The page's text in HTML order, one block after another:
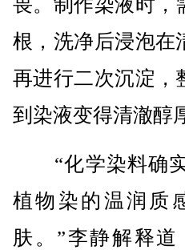
根，洗净后浸泡在
再进行二次沉淀，
到染液变得清澈醇
“化学染料确实
植物染的温润质
肤。”李静解释